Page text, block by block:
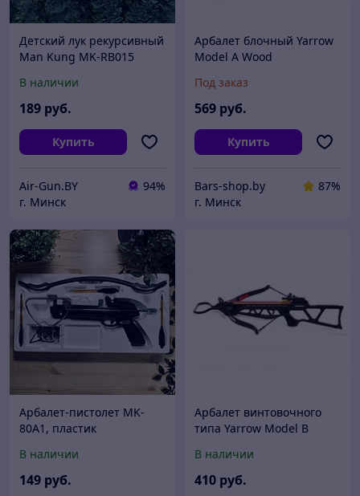
Детский лук рекурсивный
Man Kung MK-RB015
В наличии
189 руб.
Купить
Air-Gun.BY
94%
г. Минск
Арбалет блочный Yarrow
Model A Wood
Под заказ
569 руб.
Купить
Bars-shop.by
87%
г. Минск
Арбалет-пистолет MK-
80A1, пластик
В наличии
149 руб.
Арбалет винтовочного
типа Yarrow Model B
В наличии
410 руб.